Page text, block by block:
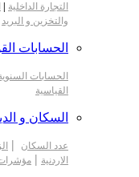
التجارة الداخلية
والتخزين و البريد
الحسابات
الحسابات
القياسية
السكان و
عدد السكان |
الاردنية | مؤشرات